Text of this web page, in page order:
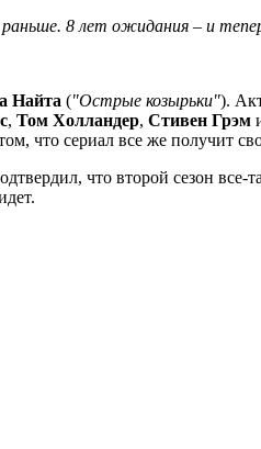
8 лет ожидания – и
Найта ("Острые козырьки").
, Том Холландер, Стивен Грэм
что сериал все же получит
что второй сезон